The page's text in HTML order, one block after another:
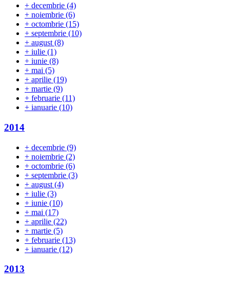
+ decembrie (4)
+ noiembrie (6)
+ octombrie (15)
+ septembrie (10)
+ august (8)
+ iulie (1)
+ iunie (8)
+ mai (5)
+ aprilie (19)
+ martie (9)
+ februarie (11)
+ ianuarie (10)
2014
+ decembrie (9)
+ noiembrie (2)
+ octombrie (6)
+ septembrie (3)
+ august (4)
+ iulie (3)
+ iunie (10)
+ mai (17)
+ aprilie (22)
+ martie (5)
+ februarie (13)
+ ianuarie (12)
2013